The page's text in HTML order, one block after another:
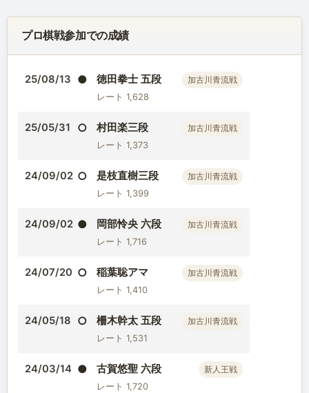
プロ棋戦参加での成績
25/08/13 ● 徳田拳士 五段
レート 1,628
加古川青流戦
25/05/31 ○ 村田楽三段
レート 1,373
加古川青流戦
24/09/02 ○ 是枝直樹三段
レート 1,399
加古川青流戦
24/09/02 ● 岡部怜央 六段
レート 1,716
加古川青流戦
24/07/20 ○ 稲葉聡アマ
レート 1,410
加古川青流戦
24/05/18 ○ 柵木幹太 五段
レート 1,531
加古川青流戦
24/03/14 ● 古賀悠聖 六段
レート 1,720
新人王戦